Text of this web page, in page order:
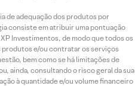
de adequação dos produtos por
consiste em atribuir uma pontuação
Investimentos, de modo que todos os
produtos e/ou contratar os serviços
bem como se há limitações de
ainda, consultando o risco geral da sua
à quantidade e/ou volume financeiro